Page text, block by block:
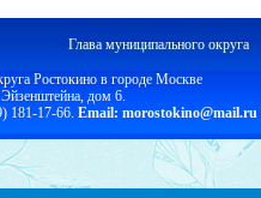
Глава муниципального округа
Ростокино в городе Москве
дом 6.
181-17-66. Email: morostokino@mail.ru